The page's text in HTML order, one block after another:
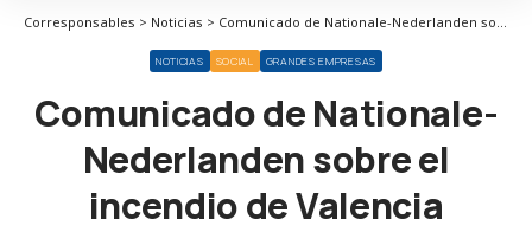
Corresponsables > Noticias > Comunicado de Nationale-Nederlanden sobre el incendio de Valencia
NOTICIAS SOCIAL GRANDES EMPRESAS
Comunicado de Nationale-
Nederlanden sobre el
incendio de Valencia